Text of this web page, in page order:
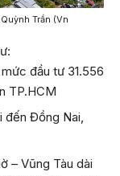
Trần (Vn
đầu tư 31.556
TP.HCM
đến Đồng Nai,
– Vũng Tàu dài